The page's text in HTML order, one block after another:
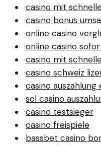
·casino mit
·casino bonus
·online casino
·online casino
·casino mit
·casino schweiz
·casino
·sol casino
·casino testsieger
·casino freispiele
·bassbet casino